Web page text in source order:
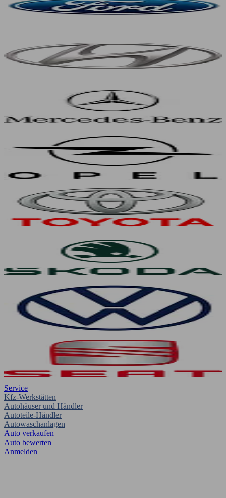
Service
Kfz-Werkstätten
Autohäuser und Händler
Autoteile-Händler
Autowaschanlagen
Auto verkaufen
Auto bewerten
Anmelden